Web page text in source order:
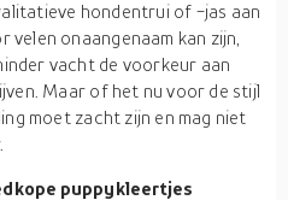
hondentrui of -jas aan
onaangenaam kan zijn,
vacht de voorkeur aan
Maar of het nu voor de stijl
moet zacht zijn en mag niet
puppykleertjes